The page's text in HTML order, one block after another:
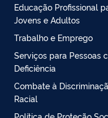
Educação Profissional
Jovens e Adultos
Trabalho e Emprego
Serviços para Pessoas
Deficiência
Combate à
Racial